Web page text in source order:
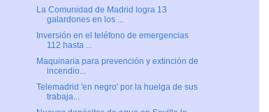
La Comunidad de Madrid logra 13
galardones en los ...
Inversión en el teléfono de emergencias
112 hasta ...
Maquinaria para prevención y extinción de
incendio...
Telemadrid 'en negro' por la huelga de sus
trabaja...